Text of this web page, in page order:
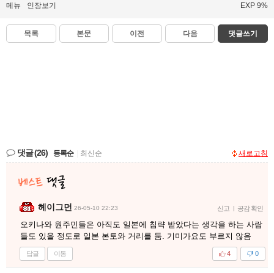
메뉴 인장보기 EXP 9%
목록 본문 이전 다음 댓글쓰기
댓글(26) 등록순 최신순 새로고침
헤이그먼 26-05-10 22:23 신고 | 공감 확인
오키나와 원주민들은 아직도 일본에 침략 받았다는 생각을 하는 사람
들도 있을 정도로 일본 본토와 거리를 둠. 기미가요도 부르지 않음
답글 이동 0
4